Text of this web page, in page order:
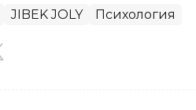
JIBEK JOLY Психология